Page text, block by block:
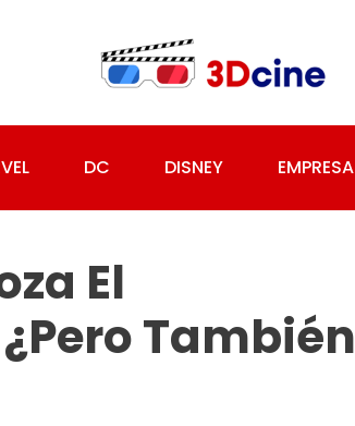
DC DISNEY EMPRESA
El
También